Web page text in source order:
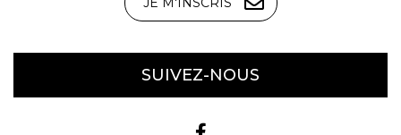
SUIVEZ-NOUS